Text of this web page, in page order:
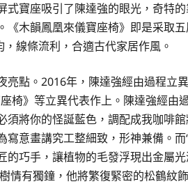
式寶座吸引了陳達強的眼光，奇特
《木韻鳳凰來儀寶座椅》即是采取
線條流利，合適古代家居作風。
亮點。2016年，陳達強經由過程
椅》等立異代表作上。陳達強經由
須將你的怪誕藍色，調配成我咖啡
寫意畫講究工整細致，形神兼備。
巧手，讓植物的毛發浮現出金屬
情有獨鐘，他將繁復緊密的松鶴紋